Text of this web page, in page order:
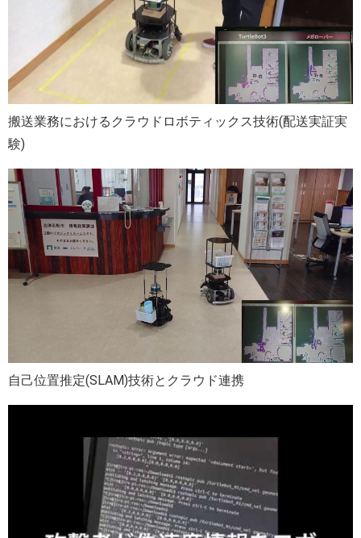
搬送業務におけるクラウドロボティックス技術(配送実証実
験)
自己位置推定(SLAM)技術とクラウド連携